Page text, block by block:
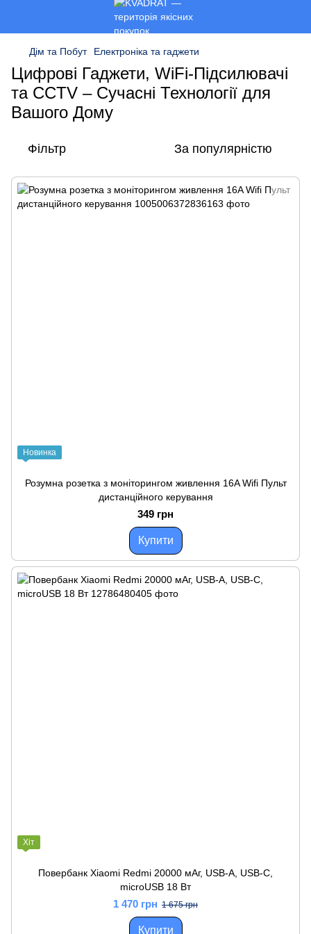
Дім та Побут Електроніка та гаджети
Цифрові Гаджети, WiFi-Підсилювачі
та CCTV – Сучасні Технології для
Вашого Дому
Фільтр За популярністю
Новинка
Розумна розетка з моніторингом живлення 16A Wifi Пульт
дистанційного керування
349 грн
Купити
Хіт
Повербанк Xiaomi Redmi 20000 мАг, USB-A, USB-C,
microUSB 18 Вт
1 470 грн 1 675 грн
Купити